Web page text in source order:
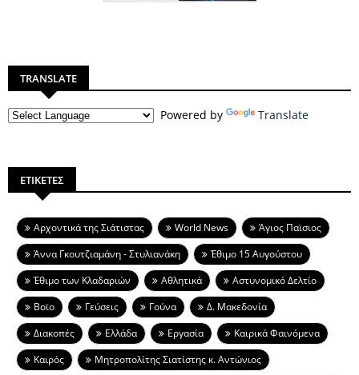
TRANSLATE
Powered by Translate
ΕΤΙΚΕΤΕΣ
Aρχοντικά της Σιάτιστας World News
Άγιος Παϊσιος
Άννα Γκουτζιαμάνη - Στυλιανάκη
Έθιμο 15 Αυγούστου
Έθιμο των Κλαδαριών
Αθλητικά
Αστυνομικό Δελτίο
Βοϊο
Γεύσεις Γούνα
Δ. Μακεδονία
Διακοπές
Ελλάδα Εργασία
Καιρικά Φαινόμενα
Καιρός
Μητροπολίτης Σιατίστης κ. Αντώνιος